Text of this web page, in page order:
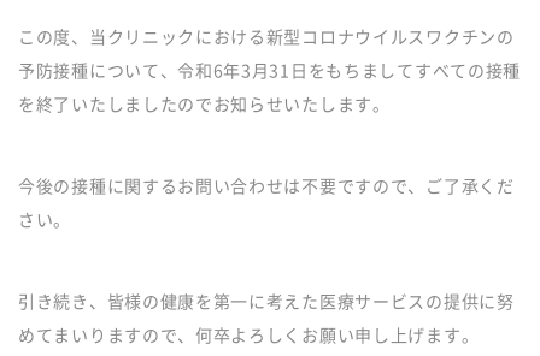
この度、当クリニックにおける新型コロナウイルスワクチンの
予防接種について、令和6年3月31日をもちましてすべての接種
を終了いたしましたのでお知らせいたします。
今後の接種に関するお問い合わせは不要ですので、ご了承くだ
さい。
引き続き、皆様の健康を第一に考えた医療サービスの提供に努
めてまいりますので、何卒よろしくお願い申し上げます。